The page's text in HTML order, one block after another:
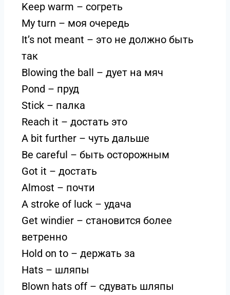
Keep warm – согреть
My turn – моя очередь
It’s not meant – это не должно быть
так
Blowing the ball – дует на мяч
Pond – пруд
Stick – палка
Reach it – достать это
A bit further – чуть дальше
Be careful – быть осторожным
Got it – достать
Almost – почти
A stroke of luck – удача
Get windier – становится более
ветренно
Hold on to – держать за
Hats – шляпы
Blown hats off – сдувать шляпы